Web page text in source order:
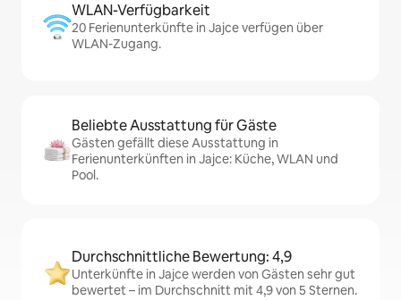
WLAN-Verfügbarkeit
20 Ferienunterkünfte in Jajce verfügen über
WLAN-Zugang.
Beliebte Ausstattung für Gäste
Gästen gefällt diese Ausstattung in
Ferienunterkünften in Jajce: Küche, WLAN und
Pool.
Durchschnittliche Bewertung: 4,9
Unterkünfte in Jajce werden von Gästen sehr gut
bewertet – im Durchschnitt mit 4,9 von 5 Sternen.